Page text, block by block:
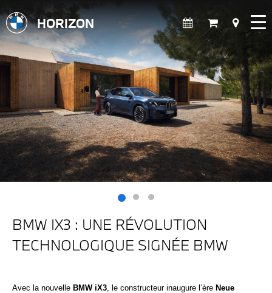
HORIZON
BMW IX3 : UNE RÉVOLUTION
TECHNOLOGIQUE SIGNÉE BMW
Avec la nouvelle BMW iX3 , le constructeur inaugure l’ère Neue